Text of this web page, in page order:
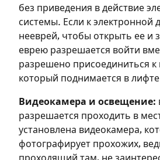
без приведения в действие
системы. Если к электронной
нееврей, чтобы открыть ее и
еврею разрешается войти
разрешено присоединиться к
который поднимается в
Видеокамера и освещение:
разрешается проходить в
установлена видеокамера,
фотографирует прохожих,